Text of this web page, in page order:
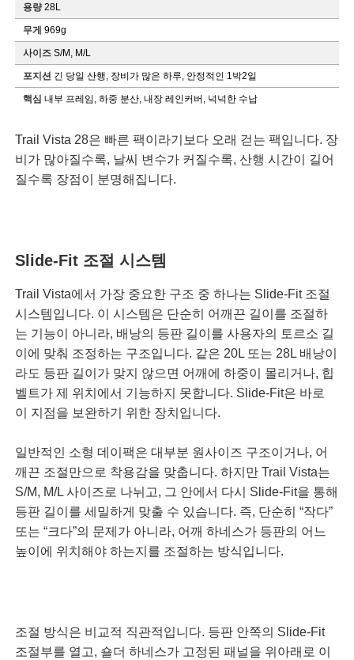
용량28L
무게 969g
사이즈 S/M, M/L
포지션 긴 당일 산행, 장비가 많은 하루, 안정적인 1박2일
핵심 내부 프레임, 하중 분산, 내장 레인커버, 넉넉한 수납
Trail Vista 28은 빠른 팩이라기보다 오래 걷는 팩입니다. 장
비가 많아질수록, 날씨 변수가 커질수록, 산행 시간이 길어
질수록 장점이 분명해집니다.
Slide-Fit 조절 시스템
Trail Vista에서 가장 중요한 구조 중 하나는 Slide-Fit 조절
시스템입니다. 이 시스템은 단순히 어깨끈 길이를 조절하
는 기능이 아니라, 배낭의 등판 길이를 사용자의 토르소 길
이에 맞춰 조정하는 구조입니다. 같은 20L 또는 28L 배낭이
라도 등판 길이가 맞지 않으면 어깨에 하중이 몰리거나, 힙
벨트가 제 위치에서 기능하지 못합니다. Slide-Fit은 바로
이 지점을 보완하기 위한 장치입니다.
일반적인 소형 데이팩은 대부분 원사이즈 구조이거나, 어
깨끈 조절만으로 착용감을 맞춥니다. 하지만 Trail Vista는
S/M, M/L 사이즈로 나뉘고, 그 안에서 다시 Slide-Fit을 통해
등판 길이를 세밀하게 맞출 수 있습니다. 즉, 단순히 “작다”
또는 “크다”의 문제가 아니라, 어깨 하네스가 등판의 어느
높이에 위치해야 하는지를 조절하는 방식입니다.
조절 방식은 비교적 직관적입니다. 등판 안쪽의 Slide-Fit
조절부를 열고, 숄더 하네스가 고정된 패널을 위아래로 이